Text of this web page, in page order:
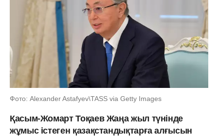
Фото: Alexander Astafyev\TASS via Getty Images
Қасым-Жомарт Тоқаев Жаңа жыл түнінде
жұмыс істеген қазақстандықтарға алғысын